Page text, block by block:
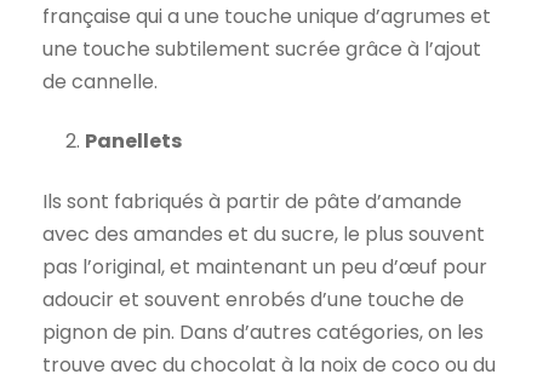
française qui a une touche unique d’agrumes et
une touche subtilement sucrée grâce à l’ajout
de cannelle.
Panellets
Ils sont fabriqués à partir de pâte d’amande
avec des amandes et du sucre, le plus souvent
pas l’original, et maintenant un peu d’œuf pour
adoucir et souvent enrobés d’une touche de
pignon de pin. Dans d’autres catégories, on les
trouve avec du chocolat à la noix de coco ou du